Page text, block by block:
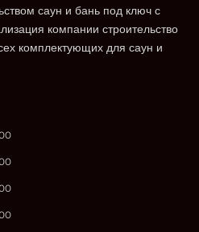
саун и бань под ключ с
компании строительство
комплектующих для саун и